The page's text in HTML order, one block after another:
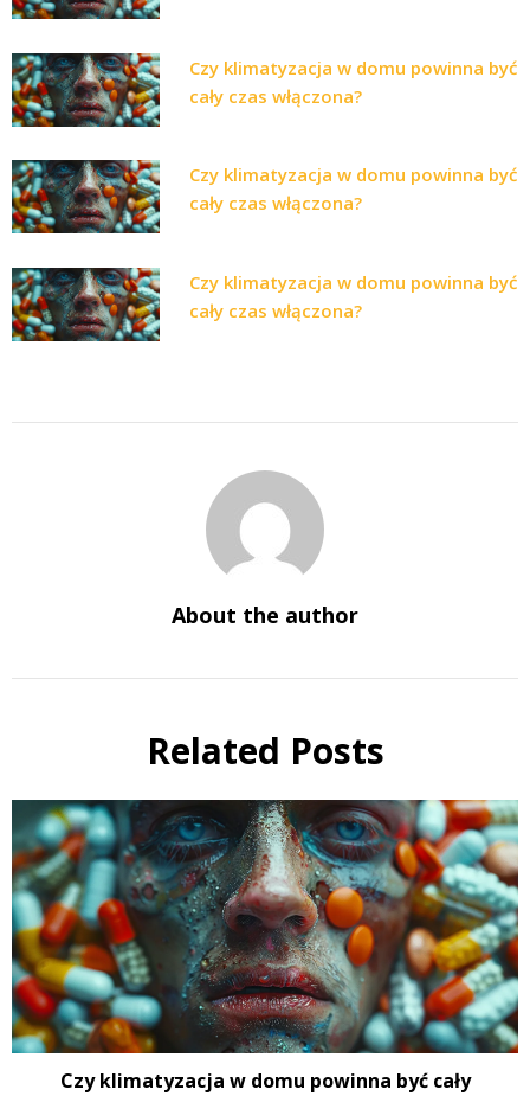
Czy klimatyzacja w domu powinna być
cały czas włączona?
Czy klimatyzacja w domu powinna być
cały czas włączona?
Czy klimatyzacja w domu powinna być
cały czas włączona?
About the author
Related Posts
Czy klimatyzacja w domu powinna być cały